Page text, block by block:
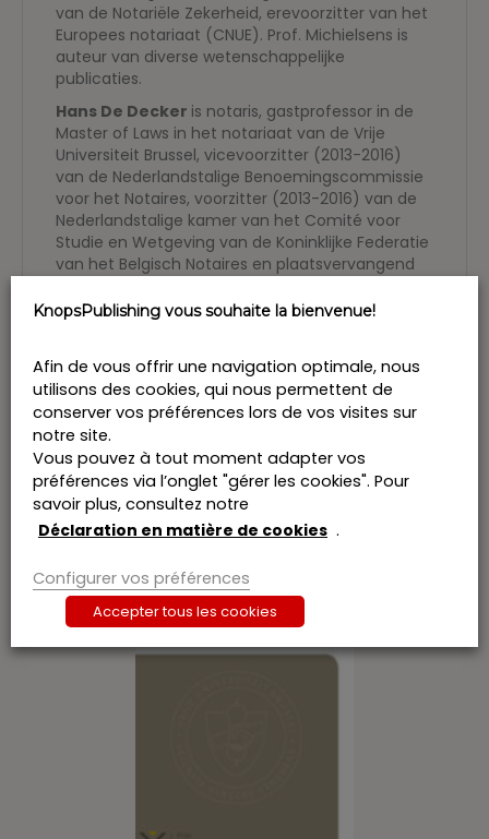
van de Notariële Zekerheid, erevoorzitter van het
Europees notariaat (CNUE). Prof. Michielsens is
auteur van diverse wetenschappelijke
publicaties.
Hans De Decker is notaris, gastprofessor in de
Master of Laws in het notariaat van de Vrije
Universiteit Brussel, vicevoorzitter (2013-2016)
van de Nederlandstalige Benoemingscommissie
voor het Notaires, voorzitter (2013-2016) van de
Nederlandstalige kamer van het Comité voor
Studie en Wetgeving van de Koninklijke Federatie
van het Belgisch Notaires en plaatsvervangend
Decker is auteur van diverse wetenschappelijke
Vous aimerez peut-être aussi…
KnopsPublishing vous souhaite la bienvenue!
Afin de vous offrir une navigation optimale, nous
utilisons des cookies, qui nous permettent de
conserver vos préférences lors de vos visites sur
notre site.
Vous pouvez à tout moment adapter vos
préférences via l’onglet "gérer les cookies". Pour
savoir plus, consultez notre
Déclaration en matière de cookies .
Configurer vos préférences
Accepter tous les cookies